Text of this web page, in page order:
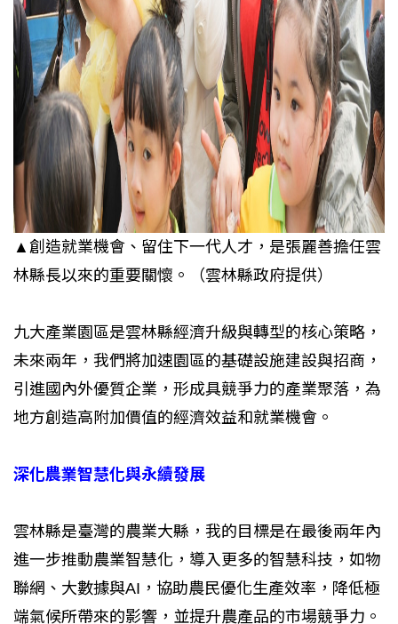
▲創造就業機會、留住下一代人才，是張麗善擔任雲
林縣長以來的重要關懷。（雲林縣政府提供）
九大產業園區是雲林縣經濟升級與轉型的核心策略，
未來兩年，我們將加速園區的基礎設施建設與招商，
引進國內外優質企業，形成具競爭力的產業聚落，為
地方創造高附加價值的經濟效益和就業機會。
深化農業智慧化與永續發展
雲林縣是臺灣的農業大縣，我的目標是在最後兩年內
進一步推動農業智慧化，導入更多的智慧科技，如物
聯網、大數據與AI，協助農民優化生產效率，降低極
端氣候所帶來的影響，並提升農產品的市場競爭力。